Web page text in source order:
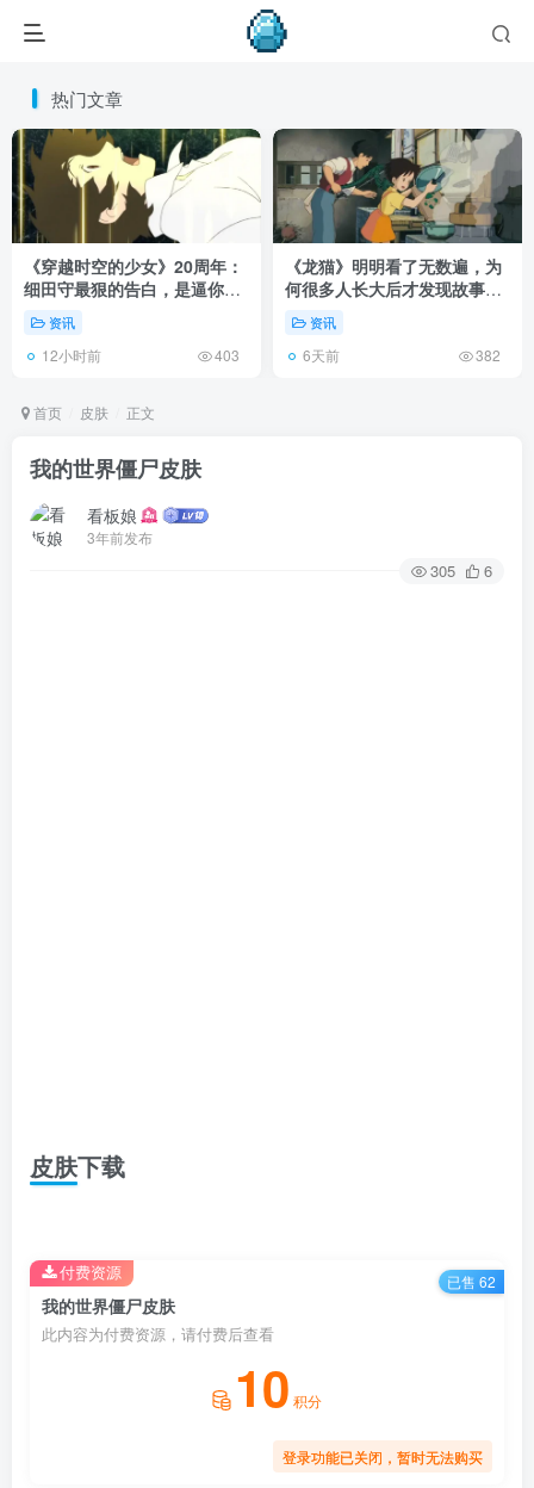
热门文章
《穿越时空的少女》20周年：
细田守最狠的告白，是逼你承
认有些夏天回不去了！
资讯
12小时前 403
《龙猫》明明看了无数遍，为
何很多人长大后才发现故事根
本不在 1988 年！
资讯
6天前 382
首页 皮肤 正文
我的世界僵尸皮肤
看板娘
3年前发布
305 6
皮肤下载
我的世界僵尸皮肤
此内容为付费资源，请付费后查看
10 积分
登录功能已关闭，暂时无法购买
付费资源 已售 62